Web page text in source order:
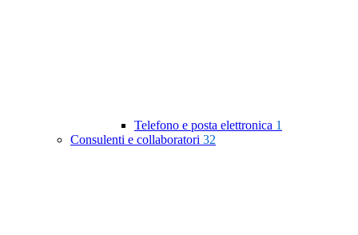
Telefono e posta elettronica 1
Consulenti e collaboratori 32